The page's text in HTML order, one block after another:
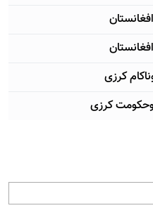
کرزی
کرزی